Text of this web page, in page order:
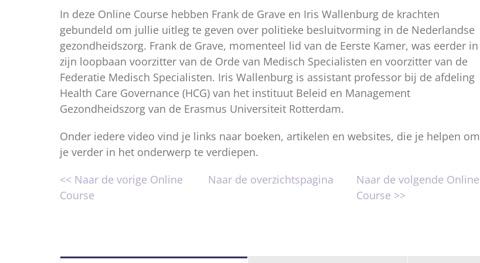
In deze Online Course hebben Frank de Grave en Iris Wallenburg de krachten
gebundeld om jullie uitleg te geven over politieke besluitvorming in de Nederlandse
gezondheidszorg. Frank de Grave, momenteel lid van de Eerste Kamer, was eerder in
zijn loopbaan voorzitter van de Orde van Medisch Specialisten en voorzitter van de
Federatie Medisch Specialisten. Iris Wallenburg is assistant professor bij de afdeling
Health Care Governance (HCG) van het instituut Beleid en Management
Gezondheidszorg van de Erasmus Universiteit Rotterdam.
Onder iedere video vind je links naar boeken, artikelen en websites, die je helpen om
je verder in het onderwerp te verdiepen.
<< Naar de vorige Online
Course
Naar de overzichtspagina
Naar de volgende Online
Course >>